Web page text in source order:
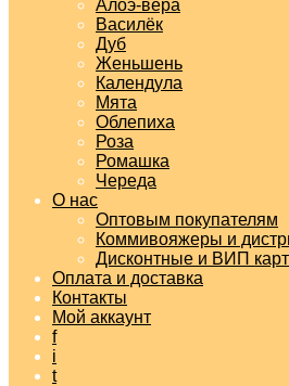
Алоэ-вера
Василёк
Дуб
Женьшень
Календула
Мята
Облепиха
Роза
Ромашка
Череда
О нас
Оптовым покупателям
Коммивояжеры и
Дисконтные и ВИП
Оплата и доставка
Контакты
Мой аккаунт
f
i
t